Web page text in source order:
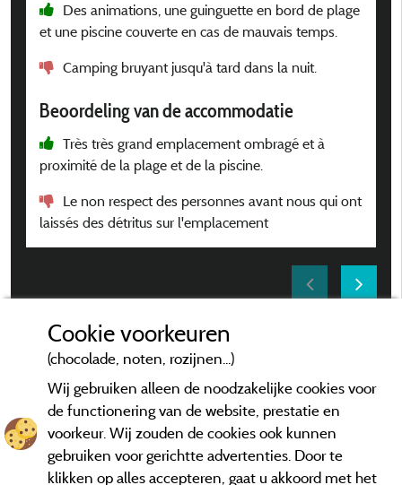
Des animations, une guinguette en bord de plage
et une piscine couverte en cas de mauvais temps.
Camping bruyant jusqu'à tard dans la nuit.
Beoordeling van de accommodatie
Très très grand emplacement ombragé et à
proximité de la plage et de la piscine.
Le non respect des personnes avant nous qui ont
laissés des détritus sur l'emplacement
*Beoordelingen die niet ouder zijn dan drie jaar en een controle
hebben ondergaan.Meer informatie
Cookie voorkeuren
(chocolade, noten, rozijnen...)
Wij gebruiken alleen de noodzakelijke cookies voor
de functionering van de website, prestatie en
voorkeur. Wij zouden de cookies ook kunnen
gebruiken voor gerichtte advertenties. Door te
klikken op alles accepteren, gaat u akkoord met het